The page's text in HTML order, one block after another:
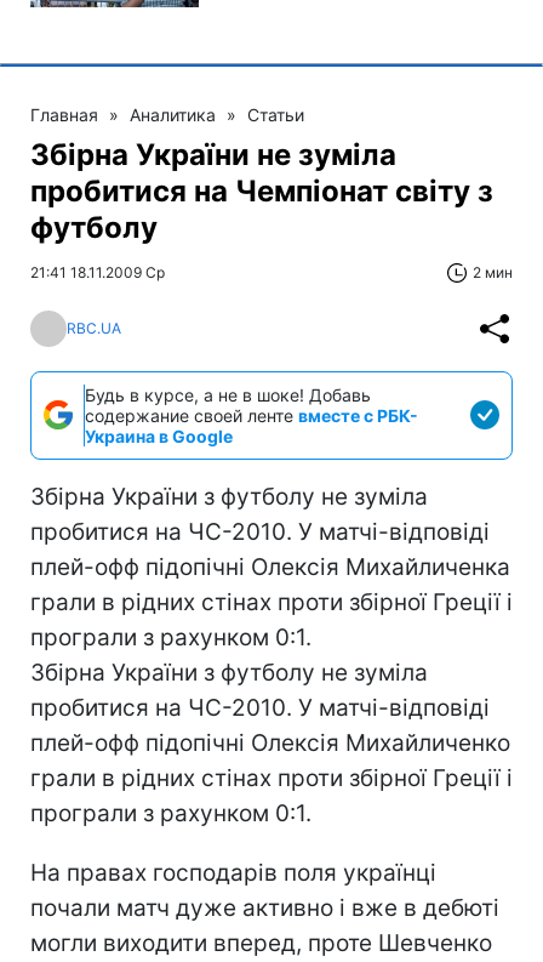
Главная » Аналитика » Статьи
Збірна України не зуміла
пробитися на Чемпіонат світу з
футболу
21:41 18.11.2009 Ср 2 мин
RBC.UA
Будь в курсе, а не в шоке! Добавь
содержание своей ленте вместе с РБК-
Украина в Google
Збірна України з футболу не зуміла
пробитися на ЧС-2010. У матчі-відповіді
плей-офф підопічні Олексія Михайличенка
грали в рідних стінах проти збірної Греції і
програли з рахунком 0:1.
Збірна України з футболу не зуміла
пробитися на ЧС-2010. У матчі-відповіді
плей-офф підопічні Олексія Михайличенко
грали в рідних стінах проти збірної Греції і
програли з рахунком 0:1.
На правах господарів поля українці
почали матч дуже активно і вже в дебюті
могли виходити вперед, проте Шевченко